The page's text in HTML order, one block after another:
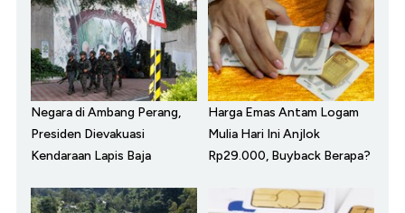
Negara di Ambang Perang,
Presiden Dievakuasi
Kendaraan Lapis Baja
Harga Emas Antam Logam
Mulia Hari Ini Anjlok
Rp29.000, Buyback Berapa?